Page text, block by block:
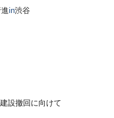
進in渋谷
設撤回に向けて